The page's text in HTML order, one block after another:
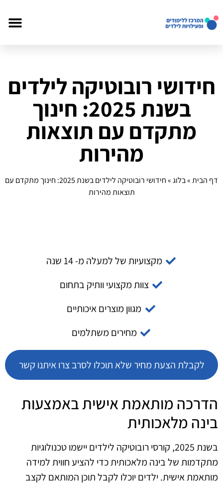
חידושי רובוטיקה לילדים
בשנת 2025: חינוך
מתקדם עם תוצאות
מהירות
דף הבית»בלוג»
חידושי רובוטיקה לילדים בשנת 2025: חינוך מתקדם עם
תוצאות מהירות
מקצועיות של למעלה מ- 14 שנה
צוות מקצועי וותיק בתחום
מגוון מוצרים איכותיים
מחירים משתלמים
לקבלת הצעת מחיר שלא תוכלו לסרב צרו איתנו קשר
הדרכה מותאמת אישית באמצעות
בינה מלאכותית
בשנת 2025, קורסי רובוטיקה לילדים יישמו טכנולוגיות
מתקדמות של בינה מלאכותית כדי להציע חווית למידה
מותאמת אישית. ילדים יוכלו לקבל תוכן המותאם לקצב